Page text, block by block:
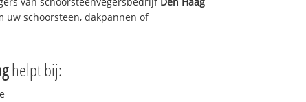
schoorsteen, dakpannen of
helpt bij: